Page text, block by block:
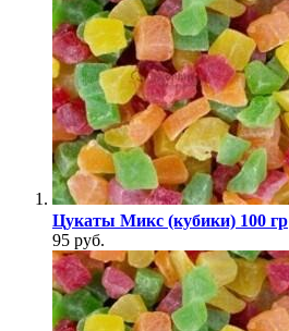
Цукаты Микс (кубики) 100 гр
95 руб.